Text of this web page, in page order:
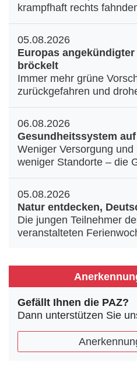
krampfhaft rechts
05.08.2026
Europas angekündigter
bröckelt
Immer mehr grüne
zurückgefahren und
06.08.2026
Gesundheitssystem
Weniger Versorgung
weniger Standorte – die
05.08.2026
Natur entdecken,
Die jungen Teilnehmer
veranstalteten
Gefällt Ihnen die PAZ?
Dann unterstützen Sie